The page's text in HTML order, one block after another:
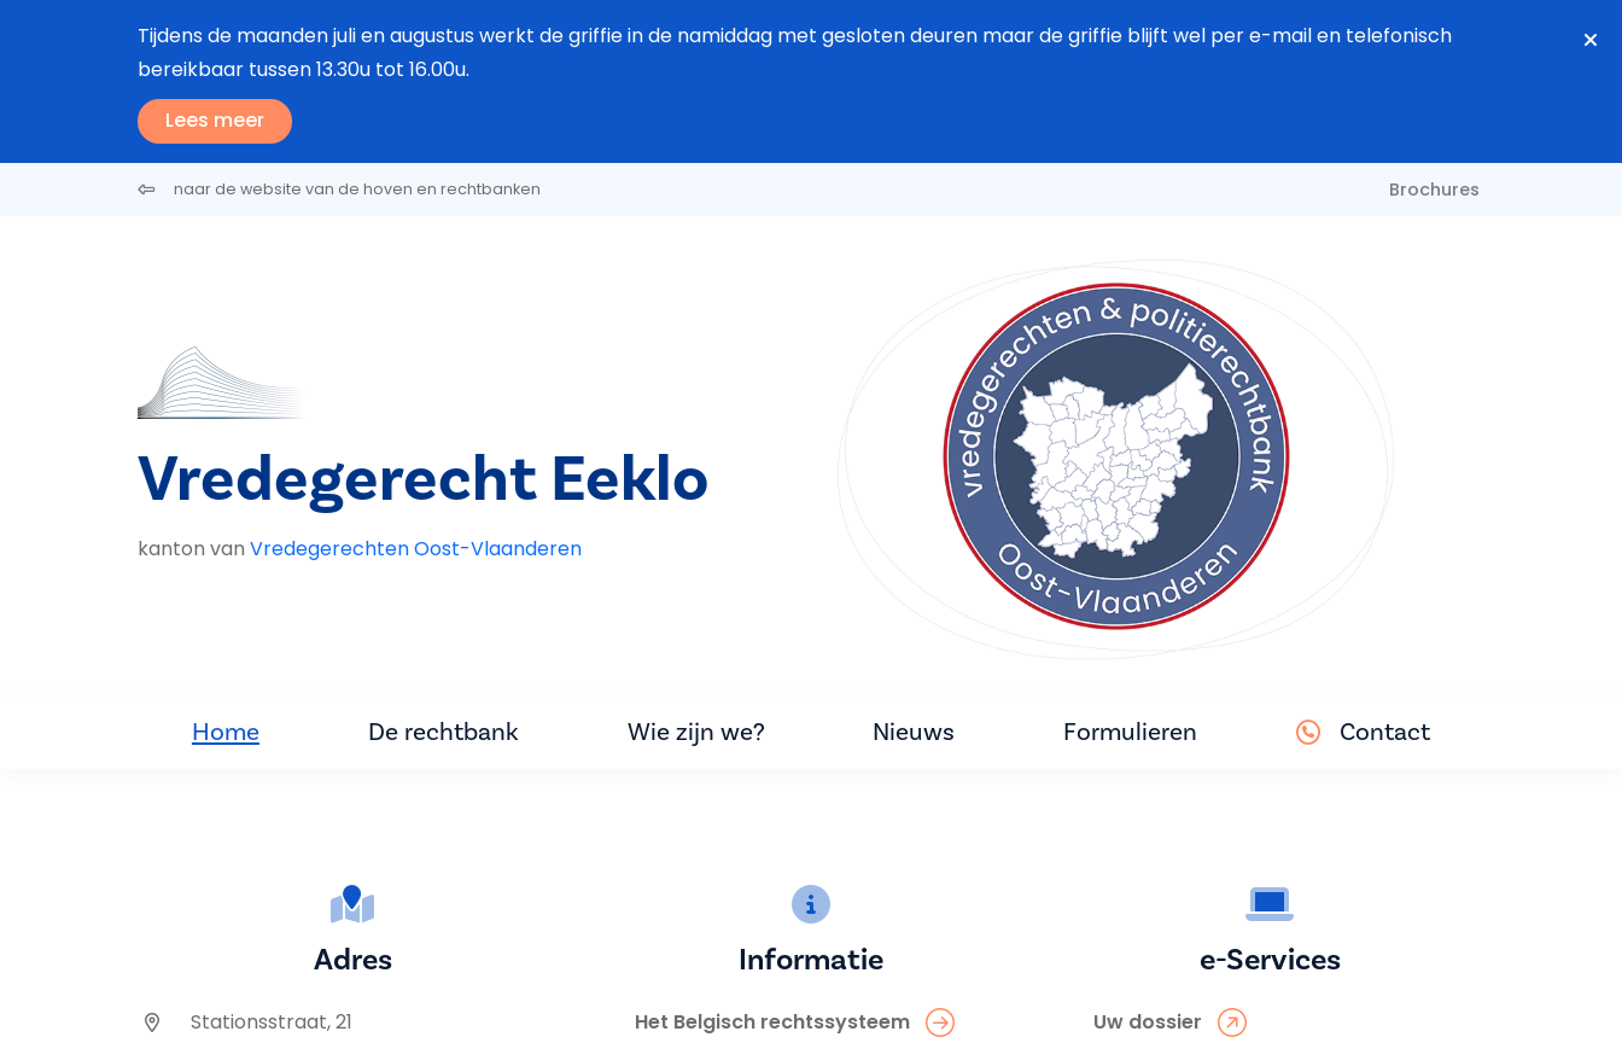
Tijdens de maanden juli en augustus werkt de griffie in de namiddag met gesloten deuren maar de griffie blijft wel per e-mail en telefonisch
bereikbaar tussen 13.30u tot 16.00u.
Lees meer
naar de website van de hoven en rechtbanken Brochures
Vredegerecht Eeklo
kanton van Vredegerechten Oost-Vlaanderen
Home De rechtbank Wie zijn we? Nieuws Formulieren Contact
Adres
Stationsstraat, 21
Informatie
Het Belgisch rechtssysteem
e-Services
Uw dossier